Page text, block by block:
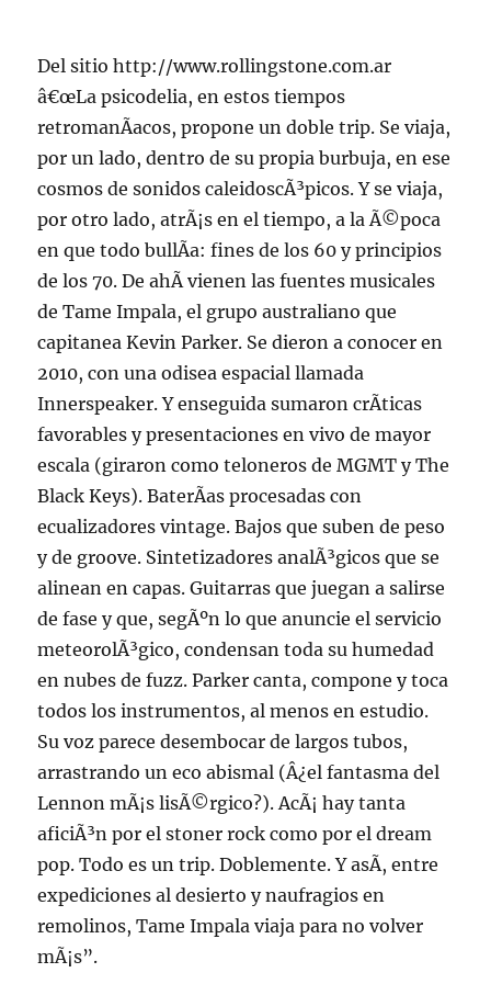
Del sitio http://www.rollingstone.com.ar
â€œLa psicodelia, en estos tiempos
retromanÃ­acos, propone un doble trip. Se viaja,
por un lado, dentro de su propia burbuja, en ese
cosmos de sonidos caleidoscÃ³picos. Y se viaja,
por otro lado, atrÃ¡s en el tiempo, a la Ã©poca
en que todo bullÃ­a: fines de los 60 y principios
de los 70. De ahÃ­ vienen las fuentes musicales
de Tame Impala, el grupo australiano que
capitanea Kevin Parker. Se dieron a conocer en
2010, con una odisea espacial llamada
Innerspeaker. Y enseguida sumaron crÃ­ticas
favorables y presentaciones en vivo de mayor
escala (giraron como teloneros de MGMT y The
Black Keys). BaterÃ­as procesadas con
ecualizadores vintage. Bajos que suben de peso
y de groove. Sintetizadores analÃ³gicos que se
alinean en capas. Guitarras que juegan a salirse
de fase y que, segÃºn lo que anuncie el servicio
meteorolÃ³gico, condensan toda su humedad
en nubes de fuzz. Parker canta, compone y toca
todos los instrumentos, al menos en estudio.
Su voz parece desembocar de largos tubos,
arrastrando un eco abismal (Â¿el fantasma del
Lennon mÃ¡s lisÃ©rgico?). AcÃ¡ hay tanta
aficiÃ³n por el stoner rock como por el dream
pop. Todo es un trip. Doblemente. Y asÃ­, entre
expediciones al desierto y naufragios en
remolinos, Tame Impala viaja para no volver
mÃ¡s”.